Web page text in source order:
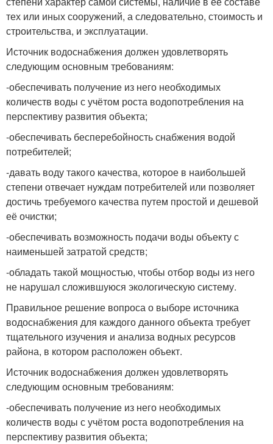
тех или иных сооружений, а следовательно, стоимость и
строительства, и эксплуатации.
Источник водоснабжения должен удовлетворять
следующим основным требованиям:
-обеспечивать получение из него необходимых
количеств воды с учётом роста водопотребления на
перспективу развития объекта;
-обеспечивать бесперебойность снабжения водой
потребителей;
-давать воду такого качества, которое в наибольшей
степени отвечает нуждам потребителей или позволяет
достичь требуемого качества путем простой и дешевой
её очистки;
-обеспечивать возможность подачи воды объекту с
наименьшей затратой средств;
-обладать такой мощностью, чтобы отбор воды из него
не нарушал сложившуюся экологическую систему.
Правильное решение вопроса о выборе источника
водоснабжения для каждого данного объекта требует
тщательного изучения и анализа водных ресурсов
района, в котором расположен объект.
Источник водоснабжения должен удовлетворять
следующим основным требованиям:
-обеспечивать получение из него необходимых
количеств воды с учётом роста водопотребления на
перспективу развития объекта;